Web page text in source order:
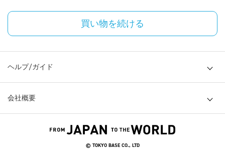
買い物を続ける
ヘルプ/ガイド
会社概要
© TOKYO BASE CO., LTD